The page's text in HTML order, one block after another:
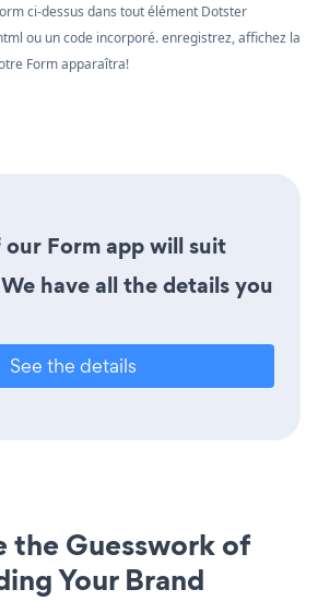
ci-dessus dans tout élément Dotster
ou un code incorporé. enregistrez, affichez la
Form apparaîtra!
Form app will suit
have all the details you
See the details
the Guesswork of
Your Brand